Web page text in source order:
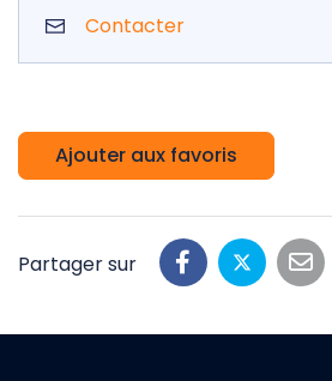
Contacter
Ajouter aux favoris
Partager sur